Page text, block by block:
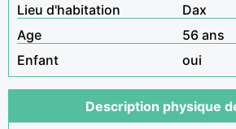
Lieu d'habitation
Dax
Age
56 ans
Enfant
oui
Description physique